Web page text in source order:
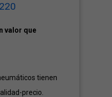
valor que
tienen
precio.